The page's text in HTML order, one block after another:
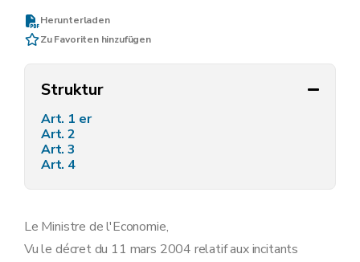
Herunterladen
Zu Favoriten hinzufügen
Struktur
Art. 1 er
Art. 2
Art. 3
Art. 4
Le Ministre de l'Economie,
Vu le décret du 11 mars 2004 relatif aux incitants